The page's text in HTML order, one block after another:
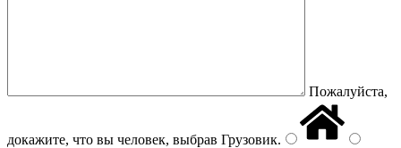
Пожалуйста,
докажите, что вы человек, выбрав Грузовик.